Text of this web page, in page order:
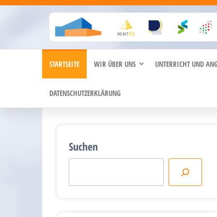
Zum
springen
STARTSEITE WIR ÜBER UNS UNTERRICHT UND
DATENSCHUTZERKLÄRUNG
Suchen